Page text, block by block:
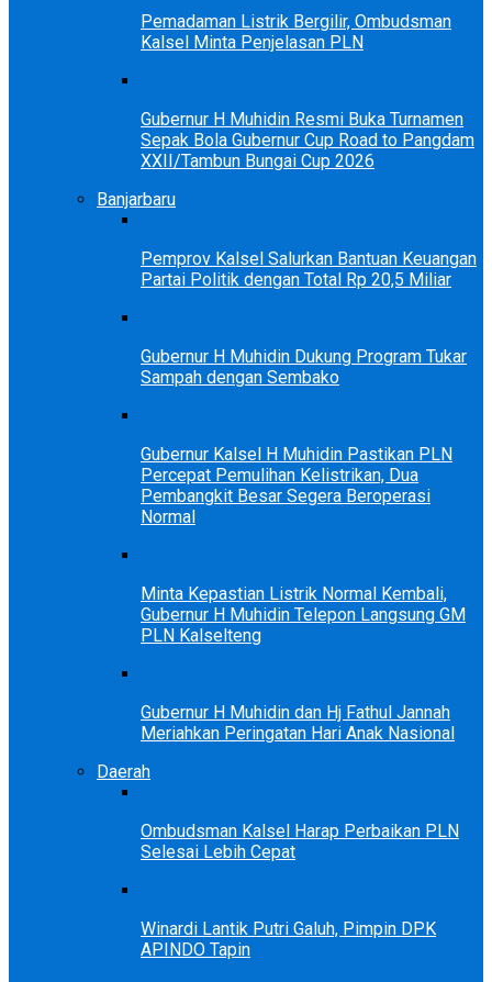
Pemadaman Listrik Bergilir, Ombudsman
Kalsel Minta Penjelasan PLN
Gubernur H Muhidin Resmi Buka Turnamen
Sepak Bola Gubernur Cup Road to Pangdam
XXII/Tambun Bungai Cup 2026
Banjarbaru
Pemprov Kalsel Salurkan Bantuan Keuangan
Partai Politik dengan Total Rp 20,5 Miliar
Gubernur H Muhidin Dukung Program Tukar
Sampah dengan Sembako
Gubernur Kalsel H Muhidin Pastikan PLN
Percepat Pemulihan Kelistrikan, Dua
Pembangkit Besar Segera Beroperasi
Normal
Minta Kepastian Listrik Normal Kembali,
Gubernur H Muhidin Telepon Langsung GM
PLN Kalselteng
Gubernur H Muhidin dan Hj Fathul Jannah
Meriahkan Peringatan Hari Anak Nasional
Daerah
Ombudsman Kalsel Harap Perbaikan PLN
Selesai Lebih Cepat
Winardi Lantik Putri Galuh, Pimpin DPK
APINDO Tapin